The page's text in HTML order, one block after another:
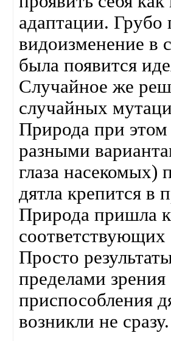
адаптации. Грубо
видоизменение в
была появится
Случайное же
случайных
Природа при
разными
глаза насекомых)
дятла крепится в
Природа пришла
Просто
пределами
приспособления
возникли не сразу.